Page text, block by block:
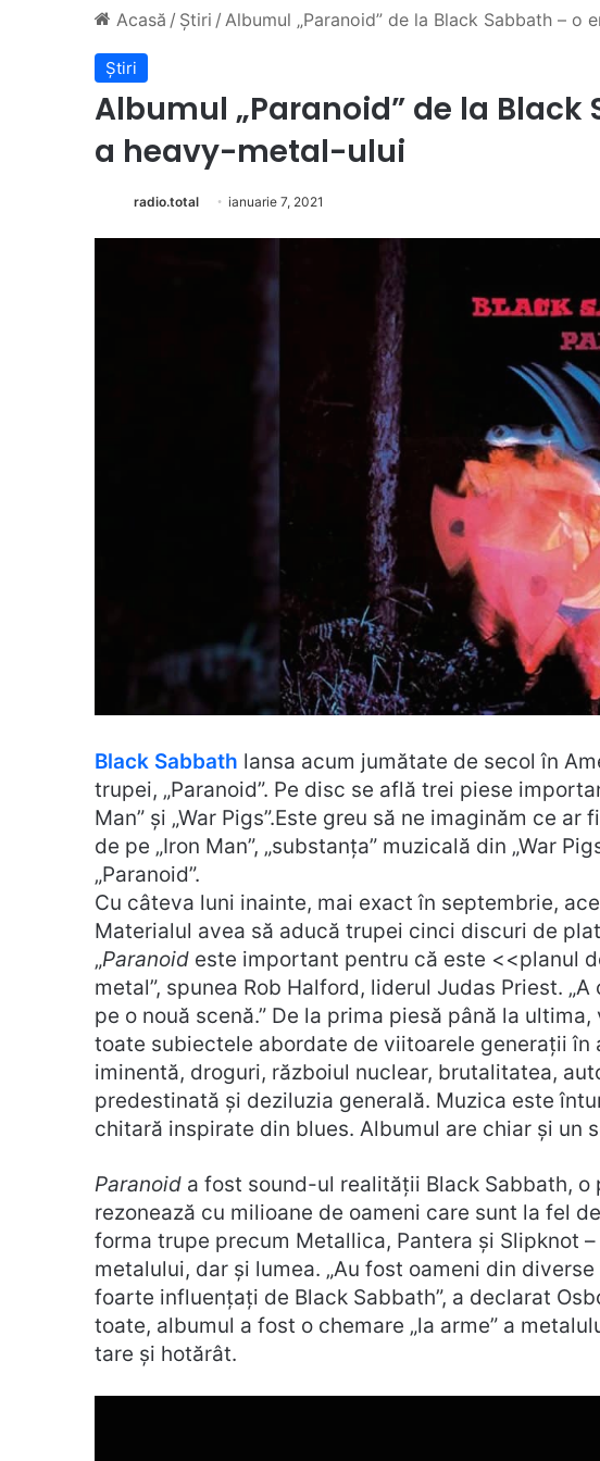
Acasă / Știri / Albumul „Paranoid” de la Black Sabbath – o
Știri
Albumul „Paranoid” de la
a heavy-metal-ului
radio.total ianuarie 7, 2021
Black Sabbath lansa acum jumătate de secol în
trupei, „Paranoid”. Pe disc se află trei piese
Man” și „War Pigs”.Este greu să ne imaginăm ce
de pe „Iron Man”, „substanța” muzicală din „War
„Paranoid”.
Cu câteva luni inainte, mai exact în septembrie,
Materialul avea să aducă trupei cinci discuri de
„Paranoid este important pentru că este <<planul
metal”, spunea Rob Halford, liderul Judas Priest.
pe o nouă scenă.” De la prima piesă până la
toate subiectele abordate de viitoarele generații în
iminentă, droguri, războiul nuclear, brutalitatea,
predestinată și deziluzia generală. Muzica este
chitară inspirate din blues. Albumul are chiar și un
Paranoid a fost sound-ul realității Black Sabbath,
rezonează cu milioane de oameni care sunt la fel
forma trupe precum Metallica, Pantera și Slipknot
metalului, dar și lumea. „Au fost oameni din
foarte influențați de Black Sabbath”, a declarat
toate, albumul a fost o chemare „la arme” a
tare și hotărât.